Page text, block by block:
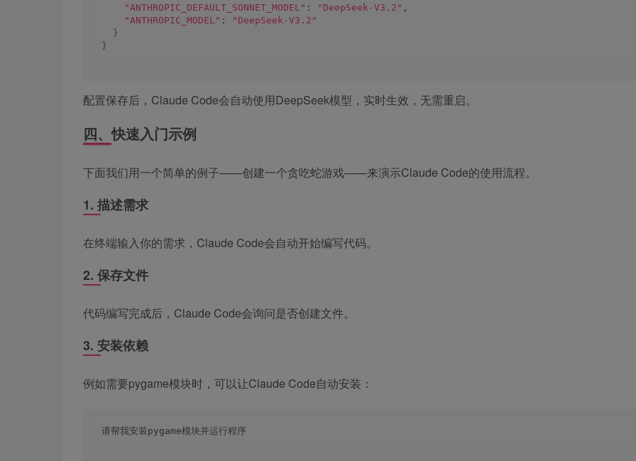
"ANTHROPIC_DEFAULT_SONNET_MODEL" : "DeepSeek-V3.2" ,
"ANTHROPIC_MODEL" :
"DeepSeek-V3.2"
}
}
配置保存后，Claude Code会自动使用DeepSeek模型，实时生效，无需重启。
四、快速入门示例
下面我们用一个简单的例子——创建一个贪吃蛇游戏——来演示Claude Code的使用流程。
1. 描述需求
在终端输入你的需求，Claude Code会自动开始编写代码。
2. 保存文件
代码编写完成后，Claude Code会询问是否创建文件。
3. 安装依赖
例如需要pygame模块时，可以让Claude Code自动安装：
请帮我安装pygame模块并运行程序